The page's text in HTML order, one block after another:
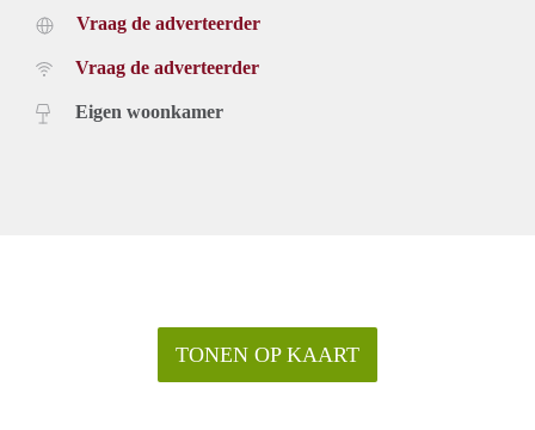
Vraag de adverteerder
Vraag de adverteerder
Eigen woonkamer
TONEN OP KAART